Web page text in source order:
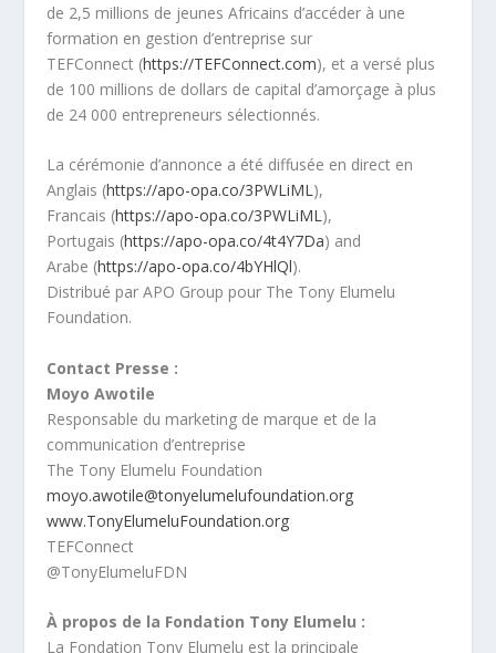
de 2,5 millions de jeunes Africains d’accéder à une
formation en gestion d’entreprise sur
TEFConnect (https://TEFConnect.com), et a versé plus
de 100 millions de dollars de capital d’amorçage à plus
de 24 000 entrepreneurs sélectionnés.
La cérémonie d’annonce a été diffusée en direct en
Anglais (https://apo-opa.co/3PWLiML),
Francais (https://apo-opa.co/3PWLiML),
Portugais (https://apo-opa.co/4t4Y7Da) and
Arabe (https://apo-opa.co/4bYHlQl).
Distribué par APO Group pour The Tony Elumelu
Foundation.
Contact Presse :
Moyo Awotile
Responsable du marketing de marque et de la
communication d’entreprise
The Tony Elumelu Foundation
moyo.awotile@tonyelumelufoundation.org
www.TonyElumeluFoundation.org
TEFConnect
@TonyElumeluFDN
À propos de la Fondation Tony Elumelu :
La Fondation Tony Elumelu est la principale